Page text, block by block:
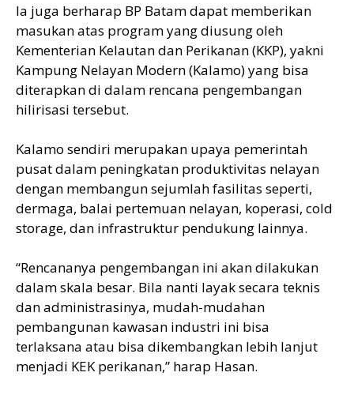
Ia juga berharap BP Batam dapat memberikan
masukan atas program yang diusung oleh
Kementerian Kelautan dan Perikanan (KKP), yakni
Kampung Nelayan Modern (Kalamo) yang bisa
diterapkan di dalam rencana pengembangan
hilirisasi tersebut.
Kalamo sendiri merupakan upaya pemerintah
pusat dalam peningkatan produktivitas nelayan
dengan membangun sejumlah fasilitas seperti,
dermaga, balai pertemuan nelayan, koperasi, cold
storage, dan infrastruktur pendukung lainnya.
“Rencananya pengembangan ini akan dilakukan
dalam skala besar. Bila nanti layak secara teknis
dan administrasinya, mudah-mudahan
pembangunan kawasan industri ini bisa
terlaksana atau bisa dikembangkan lebih lanjut
menjadi KEK perikanan,” harap Hasan.